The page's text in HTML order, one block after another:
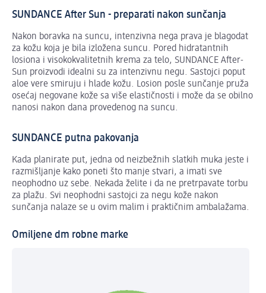
SUNDANCE After Sun - preparati nakon sunčanja
Nakon boravka na suncu, intenzivna nega prava je blagodat
za kožu koja je bila izložena suncu. Pored hidratantnih
losiona i visokokvalitetnih krema za telo, SUNDANCE After-
Sun proizvodi idealni su za intenzivnu negu. Sastojci poput
aloe vere smiruju i hlade kožu. Losion posle sunčanje pruža
osećaj negovane kože sa više elastičnosti i može da se obilno
nanosi nakon dana provedenog na suncu.
SUNDANCE putna pakovanja
Kada planirate put, jedna od neizbežnih slatkih muka jeste i
razmišljanje kako poneti što manje stvari, a imati sve
neophodno uz sebe. Nekada želite i da ne pretrpavate torbu
za plažu. Svi neophodni sastojci za negu kože nakon
sunčanja nalaze se u ovim malim i praktičnim ambalažama.
Omiljene dm robne marke